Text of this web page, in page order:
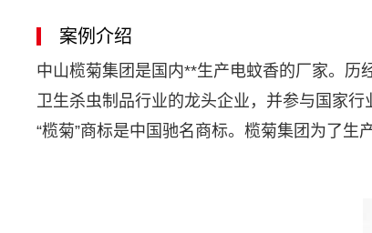
案例介绍
中山榄菊集团是国内**生产电蚊香的厂家。
卫生杀虫制品行业的龙头企业，并参与国家行
“榄菊”商标是中国驰名商标。榄菊集团为了生